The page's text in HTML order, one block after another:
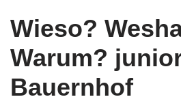
Wieso?
Warum?
Bauernhof